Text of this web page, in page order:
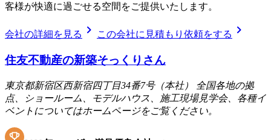
客様が快適に過ごせる空間をご提供いたします。
会社の詳細を見る chevron_right この会社に見積もり依頼をする chevron_right
住友不動産の新築そっくりさん
東京都新宿区西新宿四丁目34番7号（本社） 全国各地の拠
点、ショールーム、モデルハウス、施工現場見学会、各種イ
ベントについてはホームページをご覧ください。